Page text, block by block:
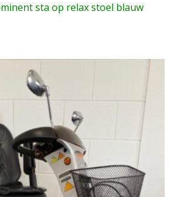
sta op relax stoel blauw